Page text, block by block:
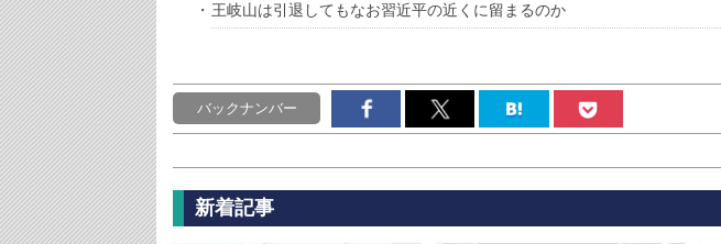
王岐山は引退してもなお習近平の近くに留まるのか
バックナンバー
新着記事